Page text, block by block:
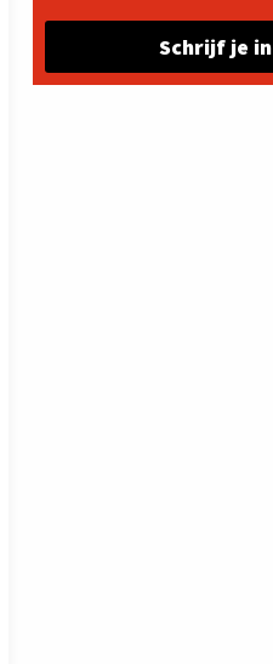
Schrijf je in